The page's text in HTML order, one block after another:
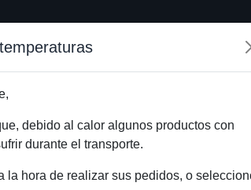
Essential Blog Tienda
debido al calor algunos productos con
durante el transporte.
la hora de realizar sus pedidos, o